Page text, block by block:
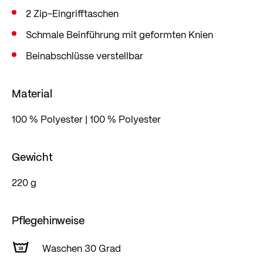
2 Zip-Eingrifftaschen
Schmale Beinführung mit geformten Knien
Beinabschlüsse verstellbar
Material
100 % Polyester | 100 % Polyester
Gewicht
220 g
Pflegehinweise
Waschen 30 Grad